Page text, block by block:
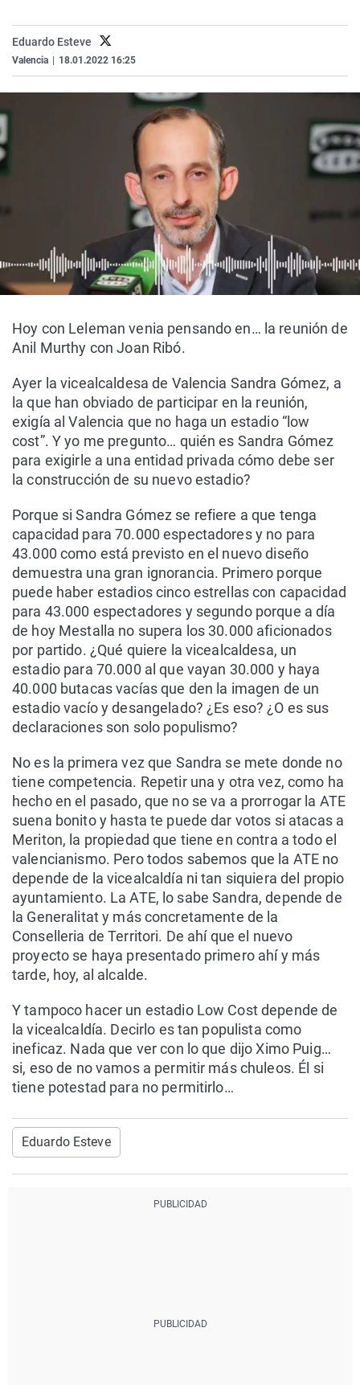
Operación Viuda
Navarra
Eduardo Esteve
Valencia 18.01.2022 16:25
Hoy con Leleman venia pensando en… la reunión de
Anil Murthy con Joan Ribó.
Ayer la vicealcaldesa de Valencia Sandra Gómez, a
la que han obviado de participar en la reunión,
exigía al Valencia que no haga un estadio “low
cost”. Y yo me pregunto… quién es Sandra Gómez
para exigirle a una entidad privada cómo debe ser
la construcción de su nuevo estadio?
Porque si Sandra Gómez se refiere a que tenga
capacidad para 70.000 espectadores y no para
43.000 como está previsto en el nuevo diseño
demuestra una gran ignorancia. Primero porque
puede haber estadios cinco estrellas con capacidad
para 43.000 espectadores y segundo porque a día
de hoy Mestalla no supera los 30.000 aficionados
por partido. ¿Qué quiere la vicealcaldesa, un
estadio para 70.000 al que vayan 30.000 y haya
40.000 butacas vacías que den la imagen de un
estadio vacío y desangelado? ¿Es eso? ¿O es sus
declaraciones son solo populismo?
No es la primera vez que Sandra se mete donde no
tiene competencia. Repetir una y otra vez, como ha
hecho en el pasado, que no se va a prorrogar la ATE
suena bonito y hasta te puede dar votos si atacas a
Meriton, la propiedad que tiene en contra a todo el
valencianismo. Pero todos sabemos que la ATE no
depende de la vicealcaldía ni tan siquiera del propio
ayuntamiento. La ATE, lo sabe Sandra, depende de
la Generalitat y más concretamente de la
Conselleria de Territori. De ahí que el nuevo
proyecto se haya presentado primero ahí y más
tarde, hoy, al alcalde.
Y tampoco hacer un estadio Low Cost depende de
la vicealcaldía. Decirlo es tan populista como
ineficaz. Nada que ver con lo que dijo Ximo Puig…
si, eso de no vamos a permitir más chuleos. Él si
tiene potestad para no permitirlo…
Eduardo Esteve